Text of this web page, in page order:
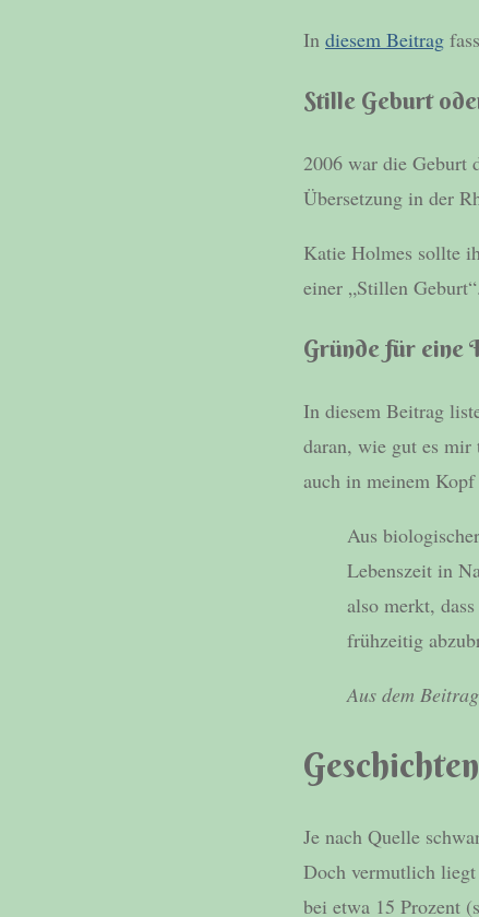
In diesem Beitrag
Stille Geburt
2006 war die Geburt
Übersetzung in der
Katie Holmes sollte
einer „Stillen Geburt“.
Gründe für eine
In diesem Beitrag
daran, wie gut es mir
auch in meinem
Aus
Lebenszeit in
also merkt,
frühzeitig
Aus dem Beitrag
Je nach Quelle
Doch vermutlich liegt
bei etwa 15 Prozent